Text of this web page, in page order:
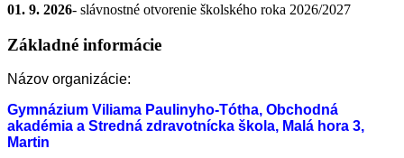
01. 9. 2026- slávnostné otvorenie školského roka 2026/2027
Základné informácie
Názov organizácie:
Gymnázium Viliama Paulinyho-Tótha, Obchodná
akadémia a Stredná zdravotnícka škola, Malá hora 3,
Martin